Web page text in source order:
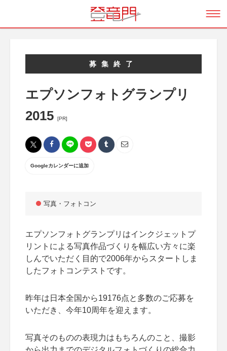
募集終了
エプソンフォトグランプリ
2015
[PR]
Googleカレンダーに追加
写真・フォトコン
エプソンフォトグランプリはインクジェットプ
リントによる写真作品づくりを幅広い方々に楽
しんでいただく目的で2006年からスタートしま
したフォトコンテストです。
昨年は日本全国から19176点と多数のご応募を
いただき、今年10周年を迎えます。
写真そのものの表現力はもちろんのこと、撮影